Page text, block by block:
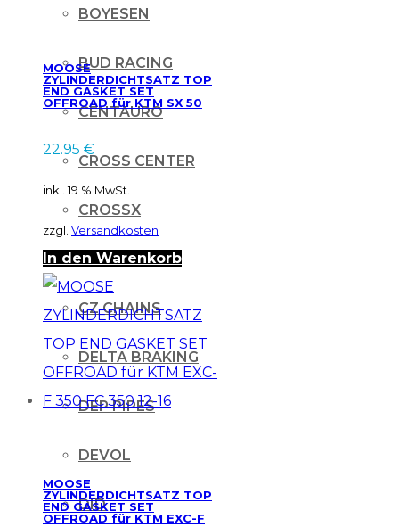
BOYESEN
BUD RACING
CENTAURO
CROSS CENTER
CROSSX
CYCRA
CZ CHAINS
DELTA BRAKING
DEP PIPES
DEVOL
DID
MOOSE
ZYLINDERDICHTSATZ TOP
END GASKET SET
OFFROAD für KTM SX 50
TC 50 11-17
22.95 €
inkl. 19 % MwSt.
zzgl. Versandkosten
In den Warenkorb
MOOSE
ZYLINDERDICHTSATZ TOP
END GASKET SET
OFFROAD für KTM EXC-F